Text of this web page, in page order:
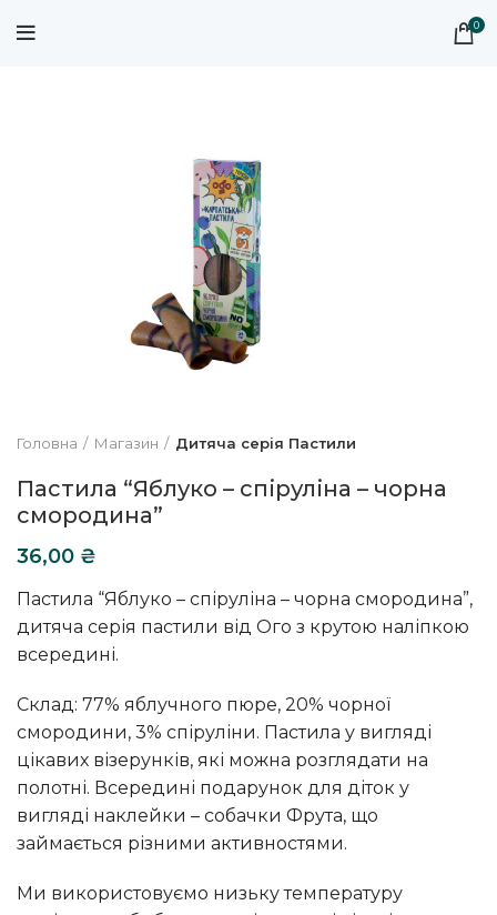
0
Головна Магазин Дитяча серія Пастили
Пастила “Яблуко – спіруліна – чорна
смородина”
36,00 ₴
Пастила “Яблуко – спіруліна – чорна смородина”,
дитяча серія пастили від Ого з крутою наліпкою
всередині.
Склад: 77% яблучного пюре, 20% чорної
смородини, 3% спіруліни. Пастила у вигляді
цікавих візерунків, які можна розглядати на
полотні. Всередині подарунок для діток у
вигляді наклейки – собачки Фрута, що
займається різними активностями.
Ми використовуємо низьку температуру